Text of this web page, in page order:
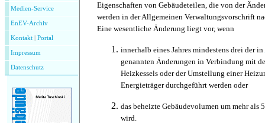
Medien-Service
EnEV-Archiv
Kontakt Portal
Impressum
Datenschutz
Eigenschaften von Gebäudeteilen, die von der
werden in der Allgemeinen Verwaltungsvorschrift
Eine wesentliche Änderung liegt vor, wenn
innerhalb eines Jahres mindestens drei der in
genannten Änderungen in Verbindung mit
Heizkessels oder der Umstellung einer
Energieträger durchgeführt werden oder
das beheizte Gebäudevolumen um mehr als
wird.